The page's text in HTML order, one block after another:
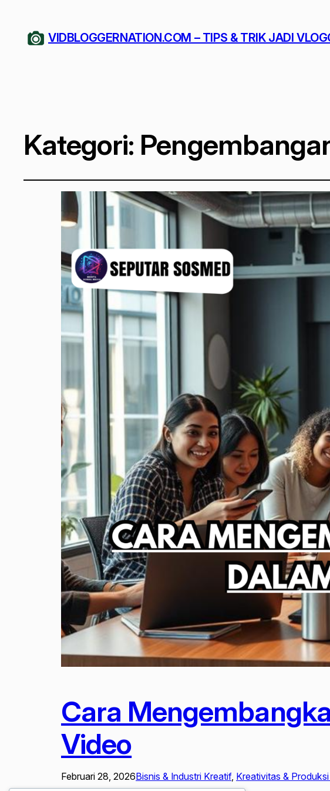
VIDBLOGGERNATION.COM – TIPS & TRIK JADI
Kategori:
Cara
Video
Februari 28, 2026Bisnis & Industri Kreatif, Kreativitas &